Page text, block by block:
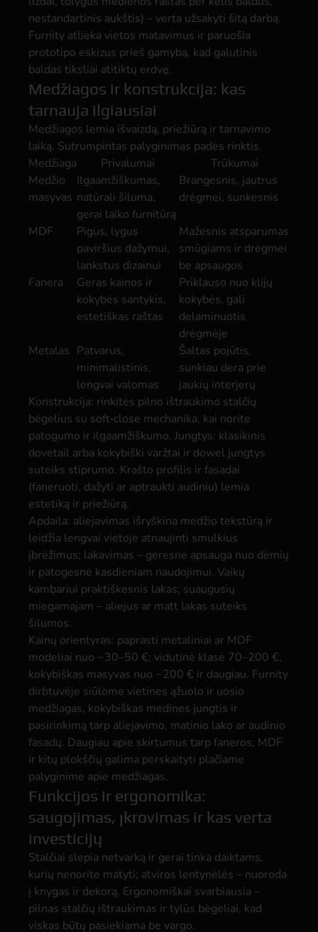
nestandartinis aukštis) – verta užsakyti šitą darbą.
Furnity atlieka vietos matavimus ir paruošia
prototipo eskizus prieš gamybą, kad galutinis
baldas tiksliai atitiktų erdvę.
Medžiagos ir konstrukcija: kas
tarnauja ilgiausiai
Medžiagos lemia išvaizdą, priežiūrą ir tarnavimo
laiką. Sutrumpintas palyginimas padės rinktis.
Medžiaga
Privalumai
Trūkumai
Medžio
masyvas
Ilgaamžiškumas,
natūrali šiluma,
gerai laiko furnitūrą
Brangesnis, jautrus
drėgmei, sunkesnis
MDF
Pigus, lygus
paviršius dažymui,
lankstus dizainui
Mažesnis atsparumas
smūgiams ir drėgmei
be apsaugos
Fanera
Geras kainos ir
kokybės santykis,
estetiškas raštas
Priklauso nuo klijų
kokybės, gali
delaminuotis
drėgmėje
Metalas Patvarus,
minimalistinis,
lengvai valomas
Šaltas pojūtis,
sunkiau dera prie
jaukių interjerų
Konstrukcija: rinkitės pilno ištraukimo stalčių
bėgelius su soft‑close mechanika, kai norite
patogumo ir ilgaamžiškumo. Jungtys: klasikinis
dovetail arba kokybiški varžtai ir dowel jungtys
suteiks stiprumo. Krašto profilis ir fasadai
(faneruoti, dažyti ar aptraukti audiniu) lemia
estetiką ir priežiūrą.
Apdaila: aliejavimas išryškina medžio tekstūrą ir
leidžia lengvai vietoje atnaujinti smulkius
įbrėžimus; lakavimas – geresnė apsauga nuo dėmių
ir patogesnė kasdieniam naudojimui. Vaikų
kambariui praktiškesnis lakas; suaugusių
miegamajam – aliejus ar matt lakas suteiks
šilumos.
Kainų orientyras: paprasti metaliniai ar MDF
modeliai nuo ~30–50 €; vidutinė klasė 70–200 €;
kokybiškas masyvas nuo ~200 € ir daugiau. Furnity
dirbtuvėje siūlome vietines ąžuolo ir uosio
medžiagas, kokybiškas medines jungtis ir
pasirinkimą tarp aliejavimo, matinio lako ar audinio
fasadų. Daugiau apie skirtumus tarp faneros, MDF
ir kitų plokščių galima perskaityti plačiame
palyginime apie medžiagas.
Funkcijos ir ergonomika:
saugojimas, įkrovimas ir kas verta
investicijų
Stalčiai slepia netvarką ir gerai tinka daiktams,
kurių nenorite matyti; atviros lentynėlės – nuoroda
į knygas ir dekorą. Ergonomiškai svarbiausia –
pilnas stalčių ištraukimas ir tylūs bėgeliai, kad
viskas būtų pasiekiama be vargo.